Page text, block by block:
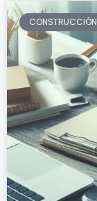
CONSTRUCCIÓN